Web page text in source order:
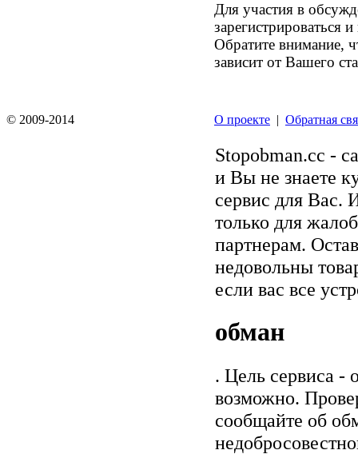
Для участия в
зарегистрироваться
Обратите внимание,
зависит от Вашего
© 2009-2014 О проекте | Обратная
Stopobman.cc -
и Вы не знаете
сервис для Вас.
только для
партнерам.
недовольны
если вас все
обман
. Цель сервиса -
возможно.
сообщайте об